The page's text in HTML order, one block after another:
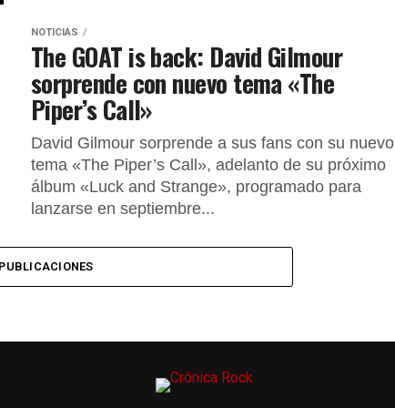
NOTICIAS
The GOAT is back: David Gilmour
sorprende con nuevo tema «The
Piper’s Call»
David Gilmour sorprende a sus fans con su nuevo
tema «The Piper’s Call», adelanto de su próximo
álbum «Luck and Strange», programado para
lanzarse en septiembre...